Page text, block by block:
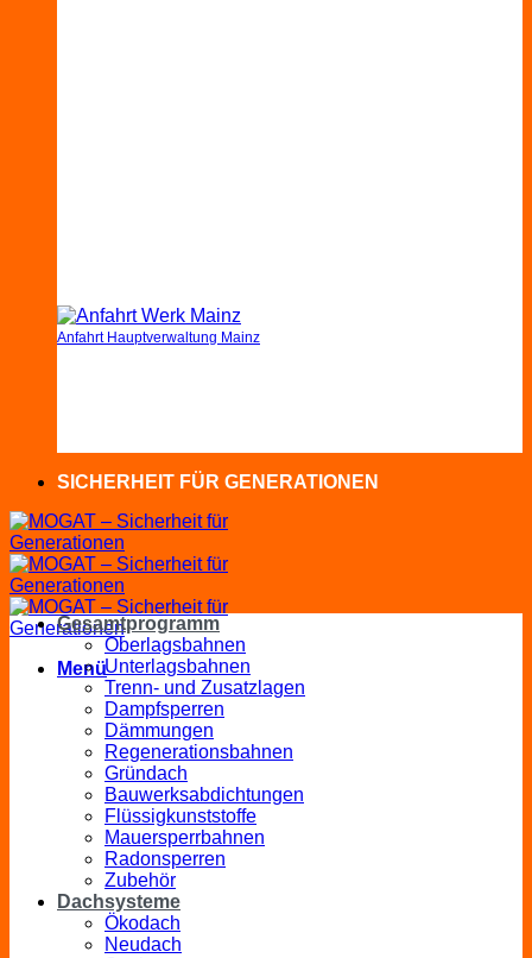
Anfahrt Hauptverwaltung Mainz
SICHERHEIT FÜR GENERATIONEN
Menü
Gesamtprogramm
Oberlagsbahnen
Unterlagsbahnen
Trenn- und Zusatzlagen
Dampfsperren
Dämmungen
Regenerationsbahnen
Gründach
Bauwerksabdichtungen
Flüssigkunststoffe
Mauersperrbahnen
Radonsperren
Zubehör
Dachsysteme
Ökodach
Neudach